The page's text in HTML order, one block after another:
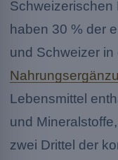
Schweizerischen
haben 30 % der
und Schweizer
Lebensmittel
und
zwei Drittel der